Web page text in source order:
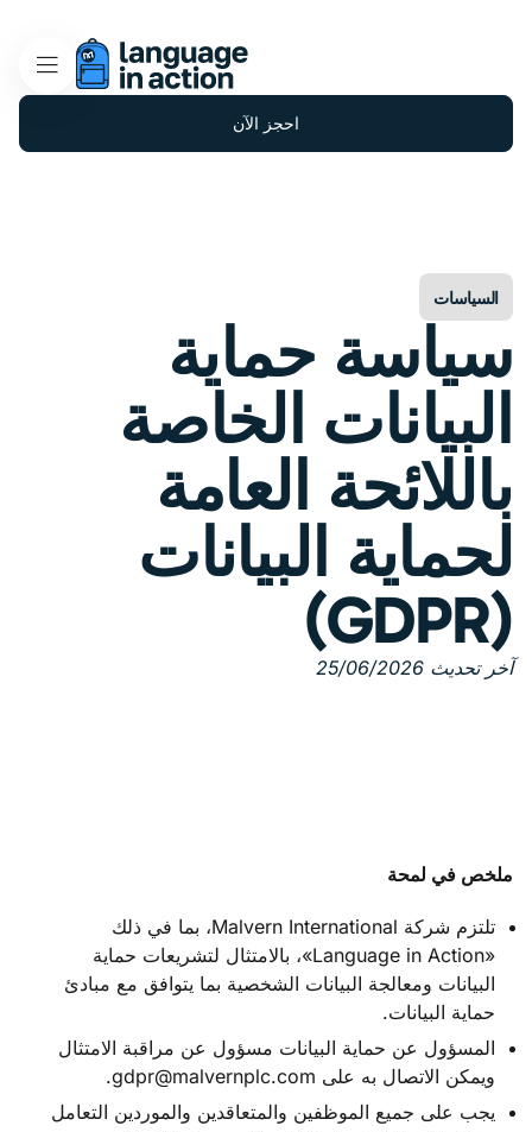
احجز الآن
السياسات
سياسة حماية
البيانات الخاصة
باللائحة العامة
لحماية البيانات
(GDPR)
آخر تحديث 25/06/2026
ملخص في لمحة
تلتزم شركة Malvern International، بما في ذلك
«Language in Action»، بالامتثال لتشريعات حماية
البيانات ومعالجة البيانات الشخصية بما يتوافق مع مبادئ
حماية البيانات.
المسؤول عن حماية البيانات مسؤول عن مراقبة الامتثال
ويمكن الاتصال به على gdpr@malvernplc.com.
يجب على جميع الموظفين والمتعاقدين والموردين التعامل